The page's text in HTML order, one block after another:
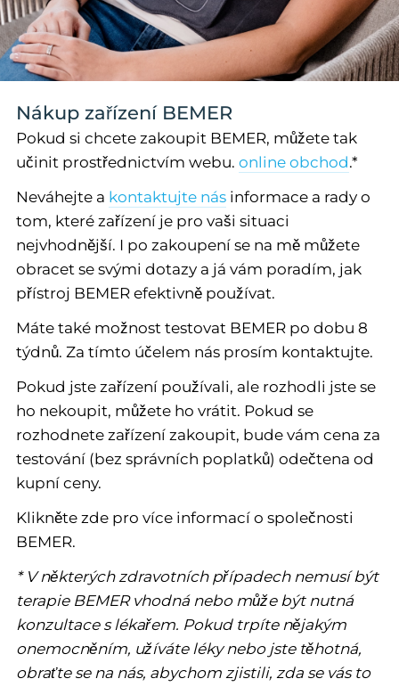
Nákup zařízení BEMER
Pokud si chcete zakoupit BEMER, můžete tak
učinit prostřednictvím webu.online obchod.*
Neváhejte a kontaktujte nás informace a rady o
tom, které zařízení je pro vaši situaci
nejvhodnější. I po zakoupení se na mě můžete
obracet se svými dotazy a já vám poradím, jak
přístroj BEMER efektivně používat.
Máte také možnost testovat BEMER po dobu 8
týdnů. Za tímto účelem nás prosím kontaktujte.
Pokud jste zařízení používali, ale rozhodli jste se
ho nekoupit, můžete ho vrátit. Pokud se
rozhodnete zařízení zakoupit, bude vám cena za
testování (bez správních poplatků) odečtena od
kupní ceny.
Klikněte zde pro více informací o společnosti
BEMER.
* V některých zdravotních případech nemusí být
terapie BEMER vhodná nebo může být nutná
konzultace s lékařem. Pokud trpíte nějakým
onemocněním, užíváte léky nebo jste těhotná,
obraťte se na nás, abychom zjistili, zda se vás to